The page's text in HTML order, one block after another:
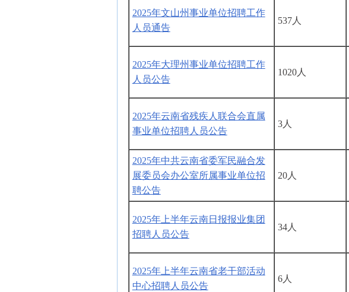
2025年文山州事业单位招聘工作
人员通告
537人
2025年大理州事业单位招聘工作
人员公告
1020人
2025年云南省残疾人联合会直属
事业单位招聘人员公告
3人
2025年中共云南省委军民融合发
展委员会办公室所属事业单位招
聘公告
20人
2025年上半年云南日报报业集团
招聘人员公告
34人
2025年上半年云南省老干部活动
中心招聘人员公告
6人